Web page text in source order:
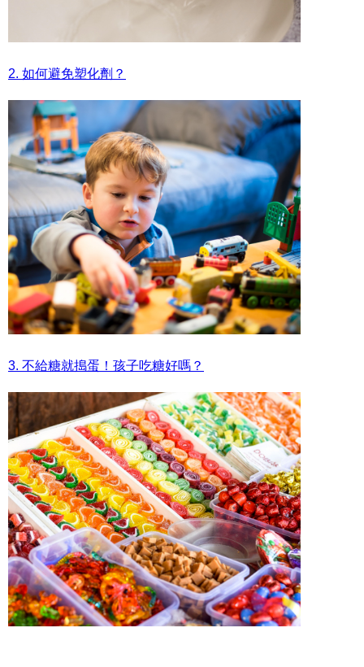
2. 如何避免塑化劑？
3. 不給糖就搗蛋！孩子吃糖好嗎？